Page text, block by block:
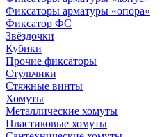
Фиксаторы арматуры «опора»
Фиксатор ФС
Звёздочки
Кубики
Прочие фиксаторы
Стульчики
Стяжные винты
Хомуты
Металлические хомуты
Пластиковые хомуты